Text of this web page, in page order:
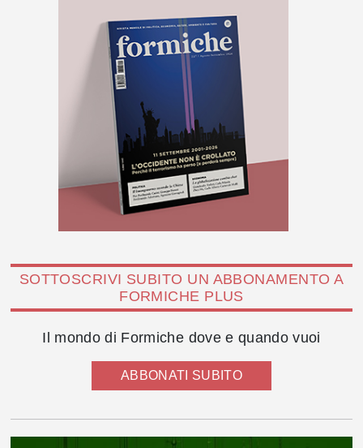
SOTTOSCRIVI SUBITO UN ABBONAMENTO A
FORMICHE PLUS
Il mondo di Formiche dove e quando vuoi
ABBONATI SUBITO